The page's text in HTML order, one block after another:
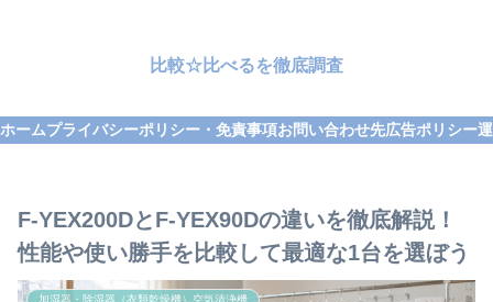
比較☆比べるを徹底調査
ホームプライバシーポリシー・免責事項お問い合わせ先広告ポリシー
F-YEX200DとF-YEX90Dの違いを徹底解説！
性能や使い勝手を比較して最適な1台を選ぼう